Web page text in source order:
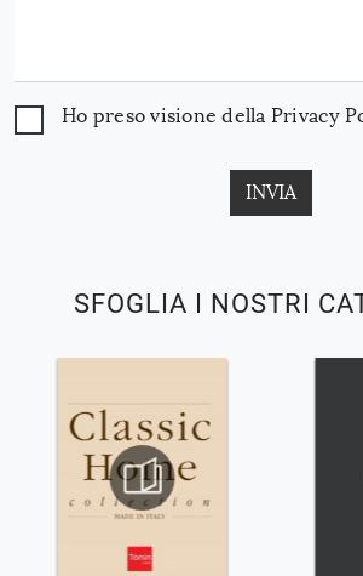
SFOGLIA I NOSTRI
Ho preso visione della Privacy
INVIA